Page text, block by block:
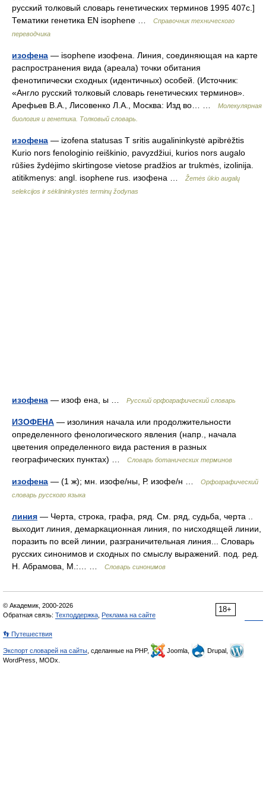
русский толковый словарь генетических терминов 1995 407с.]
Тематики генетика EN isophene …
Справочник технического
переводчика
изофена — isophene изофена. Линия, соединяющая на карте
распространения вида (ареала) точки обитания
фенотипически сходных (идентичных) особей. (Источник:
«Англо русский толковый словарь генетических терминов».
Арефьев В.А., Лисовенко Л.А., Москва: Изд во… …
Молекулярная
биология и генетика. Толковый словарь.
изофена — izofena statusas T sritis augalininkystė apibrėžtis
Kurio nors fenologinio reiškinio, pavyzdžiui, kurios nors augalo
rūšies žydėjimo skirtingose vietose pradžios ar trukmės, izolinija.
atitikmenys: angl. isophene rus. изофена …
Žemės ūkio augalų
selekcijos ir sėklininkystės terminų žodynas
изофена — изоф ена, ы … Русский орфографический словарь
ИЗОФЕНА — изолиния начала или продолжительности
определенного фенологического явления (напр., начала
цветения определенного вида растения в разных
географических пунктах) …
Словарь ботанических терминов
изофена — (1 ж); мн. изофе/ны, Р. изофе/н …
Орфографический
словарь русского языка
линия — Черта, строка, графа, ряд. См. ряд, судьба, черта ..
выходит линия, демаркационная линия, по нисходящей линии,
поразить по всей линии, разграничительная линия... Словарь
русских синонимов и сходных по смыслу выражений. под. ред.
Н. Абрамова, М.:… …
Словарь синонимов
18+
© Академик, 2000-2026
Обратная связь: Техподдержка Реклама на сайте
👣 Путешествия
Экспорт словарей на сайты , сделанные на PHP, Joomla,
Drupal,
WordPress, MODx.